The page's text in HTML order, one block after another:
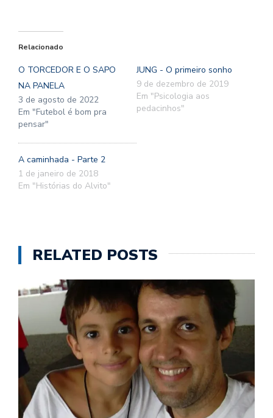
Relacionado
O TORCEDOR E O SAPO
NA PANELA
3 de agosto de 2022
Em "Futebol é bom pra
pensar"
JUNG - O primeiro sonho
9 de dezembro de 2019
Em "Psicologia aos
pedacinhos"
A caminhada - Parte 2
1 de janeiro de 2018
Em "Histórias do Alvito"
RELATED POSTS